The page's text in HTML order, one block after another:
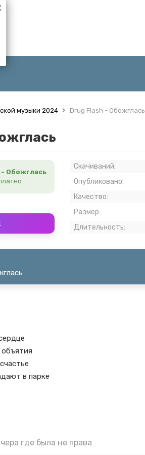
музыки 2024 Drug Flash - Обожглась
- Обожглась
Скачиваний:
Опубликовано:
Качество:
Размер:
Длительность:
в парке
где была не права